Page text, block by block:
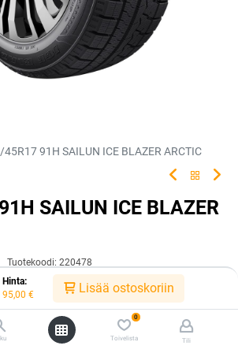
Hinta:
95,00 € Lisää ostoskoriin
0
Toivelista Tili
91H SAILUN ICE BLAZER ARCTIC
SAILUN ICE BLAZER
Tuotekoodi: 220478
Saatavilla